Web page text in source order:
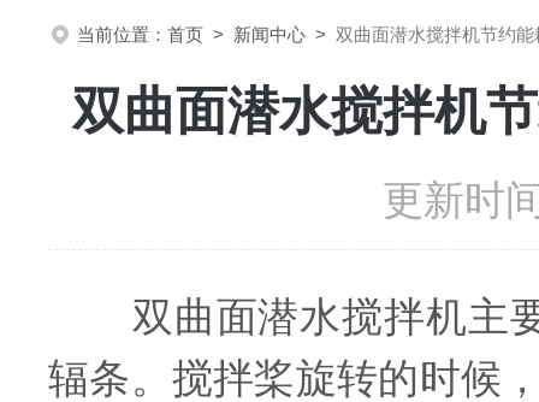
当前位置： 首页 > 新闻中心 > 双曲面潜水搅拌机节约
双曲面潜水搅拌机
更新时
双曲面潜水搅拌机主要
辐条。搅拌桨旋转的时候